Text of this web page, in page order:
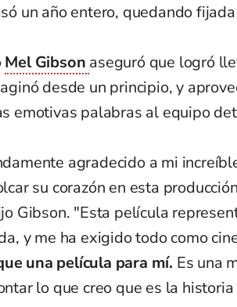
un año entero, quedando
Mel Gibson aseguró que logró
desde un principio, y
emotivas palabras al equipo
agradecido a mi
su corazón en esta
Gibson. "Esta película
y me ha exigido todo como
una película para mí. Es una
lo que creo que es la